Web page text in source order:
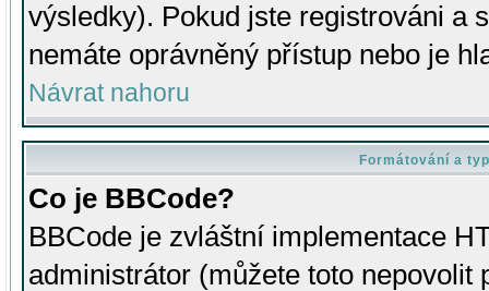
výsledky). Pokud jste registrováni a
nemáte oprávněný přístup nebo je
Návrat nahoru
Formátování a
Co je BBCode?
BBCode je zvláštní implementace
administrátor (můžete toto